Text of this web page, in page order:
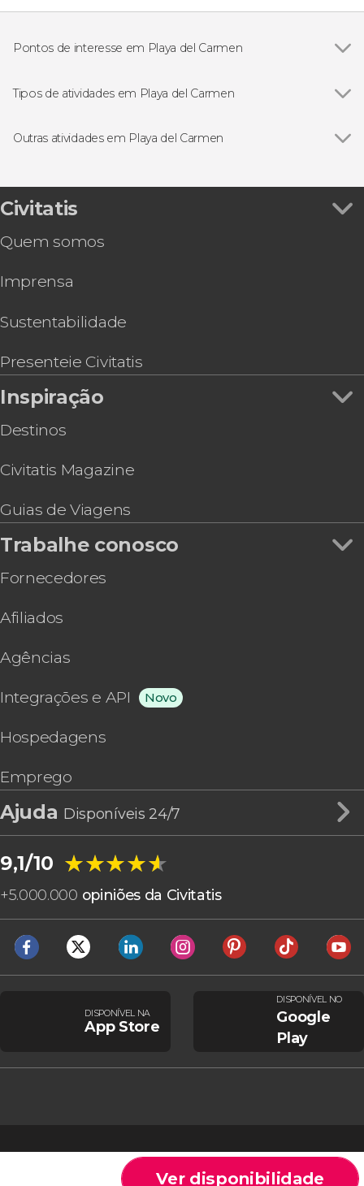
Ver disponibilidade
Pontos de interesse em Playa del Carmen
RÍO SECRETO
Tipos de atividades em Playa del Carmen
Ingressos
Mergulho
Quadriciclos
Outras atividades em Playa del Carmen
Oferta: Chichén Itzá + Tulum em 2 dias
Espetáculo de luz e som em Chichén Itzá +
Nadar com tartarugas na baía de Akumal
Carmen
Oferta: Excursão a dois parques da Riviera Maya
Snorkel em Puerto Morelos
Señor Frog's Playa del Carmen
Civitatis
Quem somos
Imprensa
Sustentabilidade
Presenteie Civitatis
Inspiração
Destinos
Civitatis Magazine
Guias de Viagens
Trabalhe conosco
Fornecedores
Afiliados
Agências
Integrações e API Novo
Hospedagens
Emprego
Ajuda Disponíveis 24/7
9,1/10 ★★★★★
★★★★★
+5.000.000 opiniões da Civitatis
DISPONÍVEL NA
App Store
DISPONÍVEL NO
Google
Play